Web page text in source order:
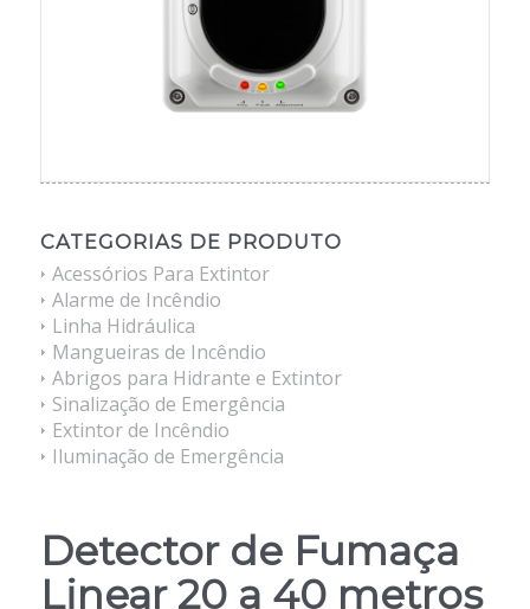
CATEGORIAS DE PRODUTO
Acessórios Para Extintor
Alarme de Incêndio
Linha Hidráulica
Mangueiras de Incêndio
Abrigos para Hidrante e Extintor
Sinalização de Emergência
Extintor de Incêndio
Iluminação de Emergência
Detector de Fumaça
Linear 20 a 40 metros